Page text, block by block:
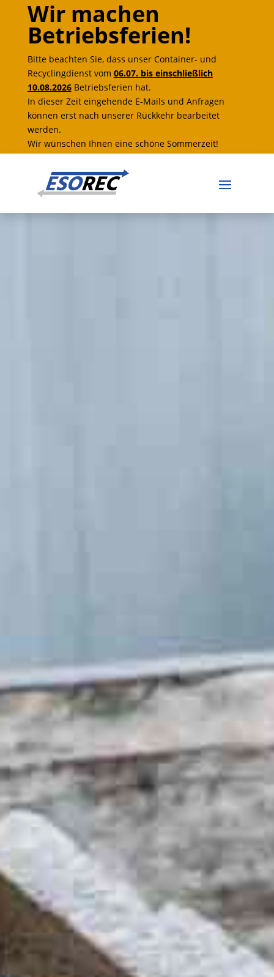
Wir machen
Betriebsferien!
Bitte beachten Sie, dass unser Container- und
Recyclingdienst vom 06.07. bis einschließlich
10.08.2026Betriebsferien hat.
In dieser Zeit eingehende E-Mails und Anfragen
können erst nach unserer Rückkehr bearbeitet
werden.
Wir wünschen Ihnen eine schöne Sommerzeit!